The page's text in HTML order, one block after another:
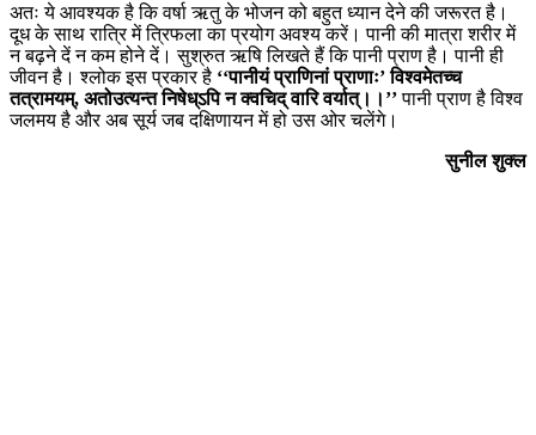
अतः ये आवश्यक है कि वर्षा ऋतु के भोजन को बहुत ध्यान देने की जरूरत है।
दूध के साथ रात्रि में त्रिफला का प्रयोग अवश्य करें। पानी की मात्रा शरीर में
न बढ़ने दें न कम होने दें। सुश्रुत ऋषि लिखते हैं कि पानी प्राण है। पानी ही
जीवन है। श्लोक इस प्रकार है ‘‘पानीयं प्राणिनां प्राणाः’ विश्वमेतच्च
तत्रामयम्, अतोउत्यन्त निषेध्ऽपि न क्वचिद् वारि वर्यात्।।’’पानी प्राण है विश्व
जलमय है और अब सूर्य जब दक्षिणायन में हो उस ओर चलेंगे।
सुनील शुक्ल